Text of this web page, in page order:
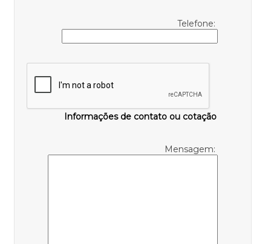
Telefone:
Informações de contato ou cotação
Mensagem: